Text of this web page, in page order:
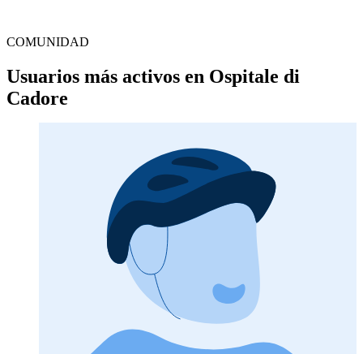
COMUNIDAD
Usuarios más activos en Ospitale di
Cadore